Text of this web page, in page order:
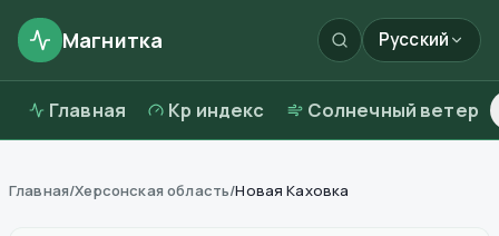
Магнитка Русский
Главная Kp индекс Солнечный ветер
Главная/Херсонская область/Новая Каховка